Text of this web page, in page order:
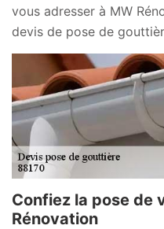
vous adresser à MW
devis de pose de
Confiez la pose de
Rénovation